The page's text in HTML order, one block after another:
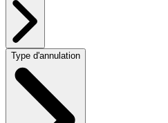
Type d'annulation